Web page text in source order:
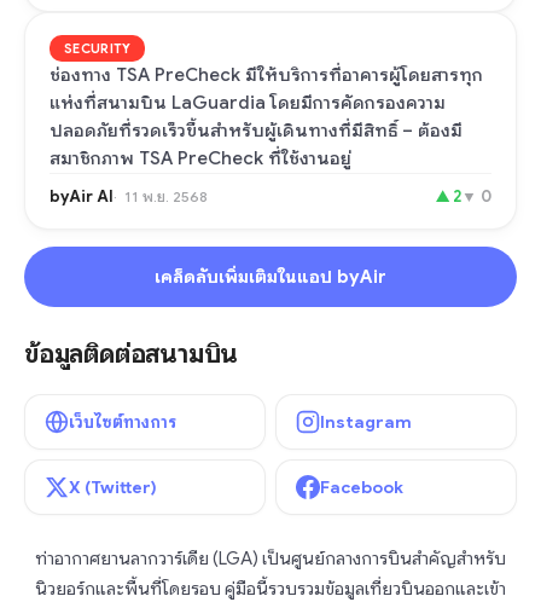
SECURITY
ช่องทาง TSA PreCheck มีให้บริการที่อาคารผู้โดยสารทุก
แห่งที่สนามบิน LaGuardia โดยมีการคัดกรองความ
ปลอดภัยที่รวดเร็วขึ้นสำหรับผู้เดินทางที่มีสิทธิ์ – ต้องมี
สมาชิกภาพ TSA PreCheck ที่ใช้งานอยู่
byAir AI 11 พ.ย. 2568 ▲ 2▼ 0
เคล็ดลับเพิ่มเติมในแอป byAir
ข้อมูลติดต่อสนามบิน
เว็บไซต์ทางการ Instagram
X (Twitter) Facebook
ท่าอากาศยานลากวาร์เดีย (LGA) เป็นศูนย์กลางการบินสำคัญสำหรับ
นิวยอร์กและพื้นที่โดยรอบ คู่มือนี้รวบรวมข้อมูลเที่ยวบินออกและเข้า